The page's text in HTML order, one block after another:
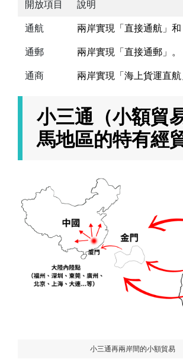
開放項目 說明
通航 兩岸實現「直接通航」和
通郵 兩岸實現「直接通郵」。
通商 兩岸實現「海上貨運直航
小三通（小額貿
馬地區的特有經
小三通再兩岸間的小額貿易